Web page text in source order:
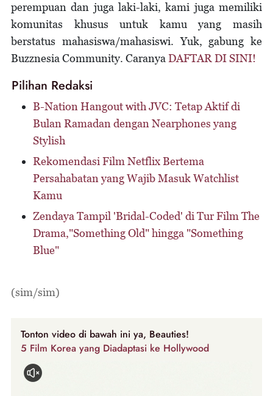
perempuan dan juga laki-laki, kami juga memiliki
komunitas khusus untuk kamu yang masih
berstatus mahasiswa/mahasiswi. Yuk, gabung ke
Buzznesia Community. Caranya DAFTAR DI SINI!
Pilihan Redaksi
B-Nation Hangout with JVC: Tetap Aktif di
Bulan Ramadan dengan Nearphones yang
Stylish
Rekomendasi Film Netflix Bertema
Persahabatan yang Wajib Masuk Watchlist
Kamu
Zendaya Tampil 'Bridal-Coded' di Tur Film The
Drama,"Something Old" hingga "Something
Blue"
(sim/sim)
Tonton video di bawah ini ya, Beauties!
5 Film Korea yang Diadaptasi ke Hollywood